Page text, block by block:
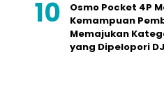
Osmo Pocket 4P
Kemampuan
Memajukan
yang Dipelopori